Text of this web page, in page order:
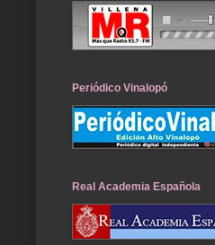
Periódico Vinalopó
Real Academia Española